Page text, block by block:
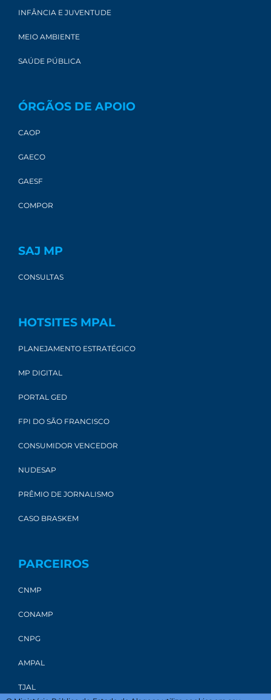
INFÂNCIA E JUVENTUDE
MEIO AMBIENTE
SAÚDE PÚBLICA
ÓRGÃOS DE APOIO
CAOP
GAECO
GAESF
COMPOR
SAJ MP
CONSULTAS
HOTSITES MPAL
PLANEJAMENTO ESTRATÉGICO
MP DIGITAL
PORTAL GED
FPI DO SÃO FRANCISCO
CONSUMIDOR VENCEDOR
NUDESAP
PRÊMIO DE JORNALISMO
CASO BRASKEM
PARCEIROS
CNMP
CONAMP
CNPG
AMPAL
TJAL